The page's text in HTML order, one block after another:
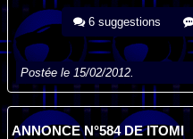
6 suggestions
Postée le 15/02/2012.
ANNONCE N°584 DE ITOMI